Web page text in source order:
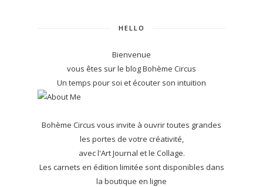
HELLO
Bienvenue
vous êtes sur le blog Bohème Circus
Un temps pour soi et écouter son intuition
Bohème Circus vous invite à ouvrir toutes grandes
les portes de votre créativité,
avec l'Art Journal et le Collage.
Les carnets en édition limitée sont disponibles dans
la boutique en ligne